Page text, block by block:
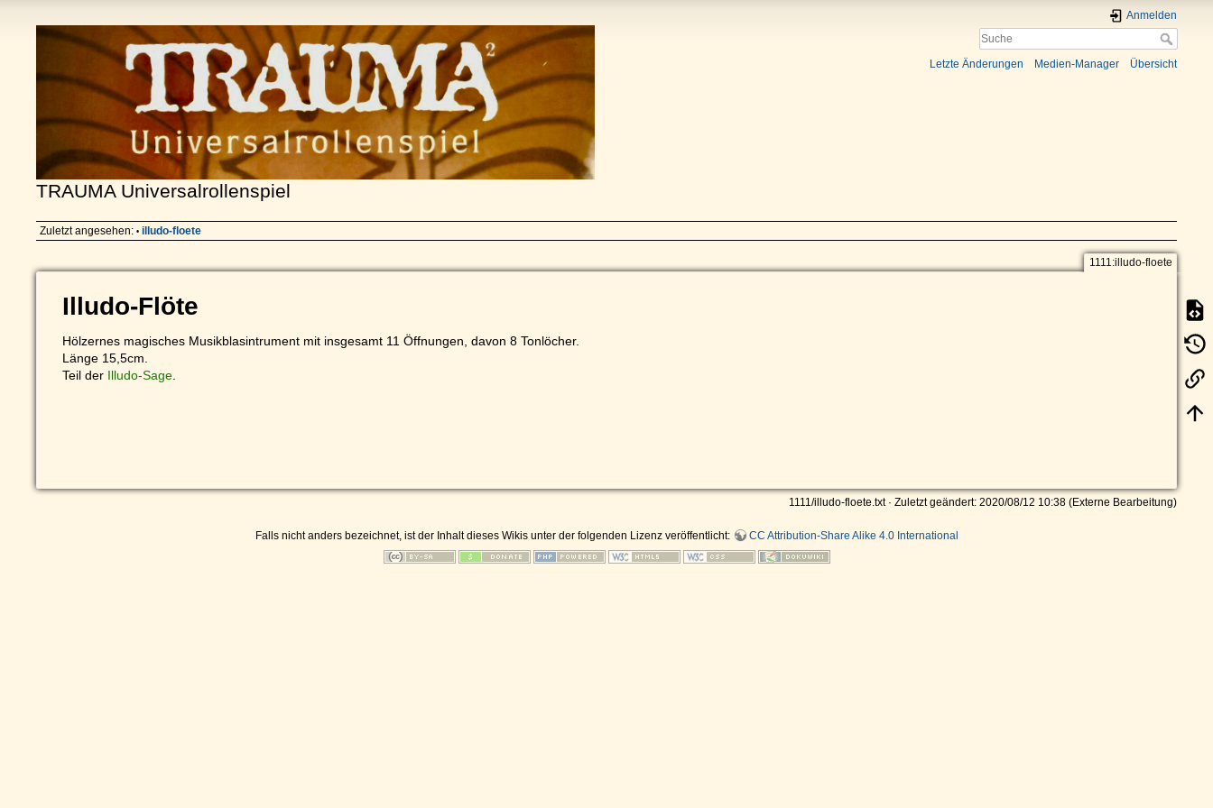
TRAUMA Universalrollenspiel
Anmelden
Letzte Änderungen Medien-Manager Übersicht
Zuletzt angesehen: • illudo-floete
1111:illudo-floete
Illudo-Flöte
Hölzernes magisches Musikblasintrument mit insgesamt 11 Öffnungen, davon 8 Tonlöcher.
Länge 15,5cm.
Teil der Illudo-Sage
1111/illudo-floete.txt· Zuletzt geändert: 2020/08/12 10:38 (Externe Bearbeitung)
Falls nicht anders bezeichnet, ist der Inhalt dieses Wikis unter der folgenden Lizenz veröffentlicht: CC Attribution-Share Alike 4.0 International